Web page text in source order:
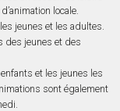
locale.
jeunes et les adultes.
des jeunes et des
et les jeunes les
sont également